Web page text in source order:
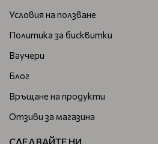
Условия на ползване
Политика за бисквитки
Ваучери
Блог
Връщане на продукти
Отзиви за магазина
СЛЕДВАЙТЕ НИ